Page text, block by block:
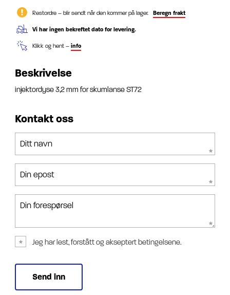
Restordre – blir sendt når den kommer på lager. Beregn frakt
Vi har ingen bekreftet dato for levering.
Klikk og hent – info
Beskrivelse
injektordyse 3,2 mm for skumlanse ST72
Kontakt oss
Ditt navn
Din epost
Din forespørsel
Jeg har lest, forstått og akseptert betingelsene.